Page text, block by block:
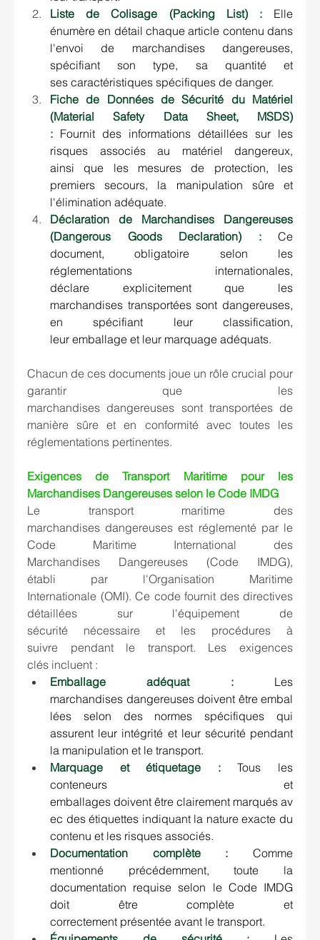
Liste de Colisage (Packing List) : Elle
énumère en détail chaque article contenu dans
l'envoi de marchandises dangereuses,
spécifiant son type, sa quantité et
ses caractéristiques spécifiques de danger.
Fiche de Données de Sécurité du Matériel
(Material Safety Data Sheet, MSDS)
: Fournit des informations détaillées sur les
risques associés au matériel dangereux,
ainsi que les mesures de protection, les
premiers secours, la manipulation sûre et
l'élimination adéquate.
Déclaration de Marchandises Dangereuses
(Dangerous Goods Declaration) : Ce
document, obligatoire selon les
réglementations internationales,
déclare explicitement que les
marchandises transportées sont dangereuses,
en spécifiant leur classification,
leur emballage et leur marquage adéquats.
Chacun de ces documents joue un rôle crucial pour
garantir que les
marchandises dangereuses sont transportées de
manière sûre et en conformité avec toutes les
réglementations pertinentes.
Exigences de Transport Maritime pour les
Marchandises Dangereuses selon le Code IMDG
Le transport maritime des
marchandises dangereuses est réglementé par le
Code Maritime International des
Marchandises Dangereuses (Code IMDG),
établi par l'Organisation Maritime
Internationale (OMI). Ce code fournit des directives
détaillées sur l'équipement de
sécurité nécessaire et les procédures à
suivre pendant le transport. Les exigences
clés incluent :
Emballage adéquat :
Les
marchandises dangereuses doivent être embal
lées selon des normes spécifiques qui
assurent leur intégrité et leur sécurité pendant
la manipulation et le transport.
Marquage et étiquetage : Tous les
conteneurs et
emballages doivent être clairement marqués av
ec des étiquettes indiquant la nature exacte du
contenu et les risques associés.
Documentation complète :
Comme
mentionné précédemment, toute la
documentation requise selon le Code IMDG
doit être complète et
correctement présentée avant le transport.